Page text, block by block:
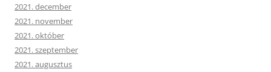
2021. december
2021. november
2021. október
2021. szeptember
2021. augusztus